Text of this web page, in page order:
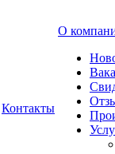
Контакты
О